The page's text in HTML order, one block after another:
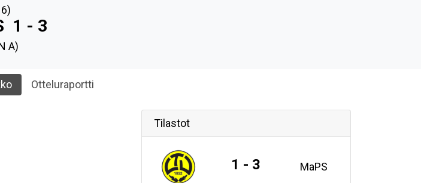
1 - 3
A)
Otteluraportti
Tilastot
1 - 3 MaPS